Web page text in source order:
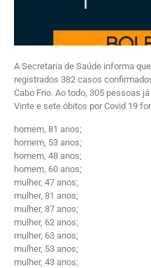
A Secretaria de Saúde informa
registrados 382 casos
Cabo Frio. Ao todo, 305 pessoas
Vinte e sete óbitos por Covid 19
homem, 81 anos;
homem, 53 anos;
homem, 48 anos;
homem, 60 anos;
mulher, 47 anos;
mulher, 81 anos;
mulher, 87 anos;
mulher, 62 anos;
mulher, 63 anos;
mulher, 53 anos;
mulher, 43 anos;